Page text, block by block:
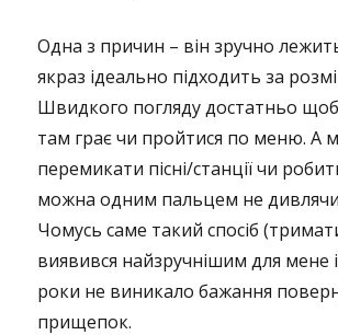
Одна з причин – він зручно
якраз ідеально підходить за
Швидкого погляду достатньо
там грає чи пройтися по меню. А
перемикати пісні/станції чи
можна одним пальцем не
Чомусь саме такий спосіб
виявився найзручнішим для мене
роки не виникало бажання
прищепок.